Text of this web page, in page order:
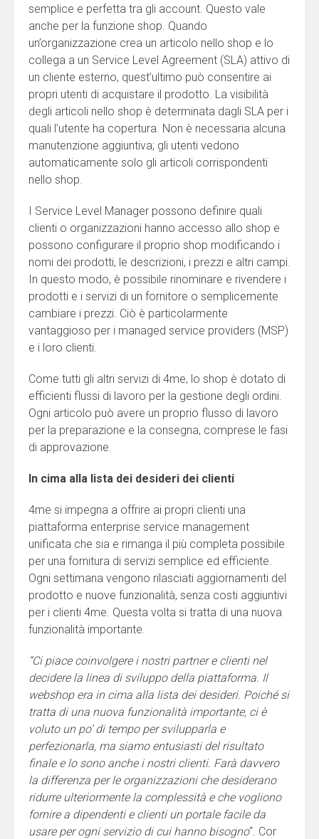
semplice e perfetta tra gli account. Questo vale
anche per la funzione shop. Quando
un’organizzazione crea un articolo nello shop e lo
collega a un Service Level Agreement (SLA) attivo di
un cliente esterno, quest’ultimo può consentire ai
propri utenti di acquistare il prodotto. La visibilità
degli articoli nello shop è determinata dagli SLA per i
quali l’utente ha copertura. Non è necessaria alcuna
manutenzione aggiuntiva; gli utenti vedono
automaticamente solo gli articoli corrispondenti
nello shop.
I Service Level Manager possono definire quali
clienti o organizzazioni hanno accesso allo shop e
possono configurare il proprio shop modificando i
nomi dei prodotti, le descrizioni, i prezzi e altri campi.
In questo modo, è possibile rinominare e rivendere i
prodotti e i servizi di un fornitore o semplicemente
cambiare i prezzi. Ciò è particolarmente
vantaggioso per i managed service providers (MSP)
e i loro clienti.
Come tutti gli altri servizi di 4me, lo shop è dotato di
efficienti flussi di lavoro per la gestione degli ordini.
Ogni articolo può avere un proprio flusso di lavoro
per la preparazione e la consegna, comprese le fasi
di approvazione.
In cima alla lista dei desideri dei clienti
4me si impegna a offrire ai propri clienti una
piattaforma enterprise service management
unificata che sia e rimanga il più completa possibile
per una fornitura di servizi semplice ed efficiente.
Ogni settimana vengono rilasciati aggiornamenti del
prodotto e nuove funzionalità, senza costi aggiuntivi
per i clienti 4me. Questa volta si tratta di una nuova
funzionalità importante.
“Ci piace coinvolgere i nostri partner e clienti nel
decidere la linea di sviluppo della piattaforma. Il
webshop era in cima alla lista dei desideri. Poiché si
tratta di una nuova funzionalità importante, ci è
voluto un po’ di tempo per svilupparla e
perfezionarla, ma siamo entusiasti del risultato
finale e lo sono anche i nostri clienti. Farà davvero
la differenza per le organizzazioni che desiderano
ridurre ulteriormente la complessità e che vogliono
fornire a dipendenti e clienti un portale facile da
usare per ogni servizio di cui hanno bisogno“. Cor